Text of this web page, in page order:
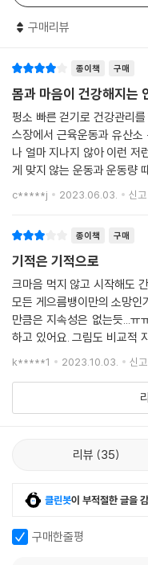
수 있는 ‘프리스타일 운동’
기대어 하는 스쿼트나 플랭크
다. 반면 ‘부스터 운동’은 프
더 올려 효과를 빠르게 볼 수
켠 듯 짧은 순간에 파워를 올
을 각각 따로 해도 좋고, 함께
을 무조건 많이 하라고 말하
소한으로 해도, 이미 충분하다.
“쉽고 간단하다! 하지만 효과
고혈압, 당뇨부터 비만, 뇌졸
기적의 운동
이 책에서 소개하는 운동법
에서 해야 하는 것도 아니고,
노소 누구나 원하는 장소에
게으름뱅이들을 위한 20가
수 있도록 큼지막한 동작 그
또한 각 동작을 했을 때 어떤
신경 써야 하는지, 스스로 운
설명되어 있다. 이 책에서 소
히만 한다면 성인병인 고혈
건강도 챙길 수 있도록 명상
수 있도록 돕는다.
구매리뷰
종이책 구매
몸과 마음이 건강해지는
펑소 빠른 걷기로 건강관리
스장에서 근육운동과 유산
나 얼마 지나지 않아 이런 저
게 맞지 않는 운동과 운동량
붙어 있지만 운동이 하기 싫은 사
c*****j 2023.06.03. 신고
종이책 구매
기적은 기적으로
크마음 먹지 않고 시작해도
모든 게으름뱅이만의 소망인가요? 이 책이 보여준 방법들은
만큼은 지속성은 없는듯...ㅠㅠ.,. 기본적인 운동의 종류 방법들을
하고 있어요. 그림도 비교적 자세해서 따라하기도 좋아요. 다만 기적을 소
환할 수 있는 끌팁을 기대했는데
k*****1 2023.10.03. 신고
리뷰 35
클린봇이 부적절한 글을
구매한줄평